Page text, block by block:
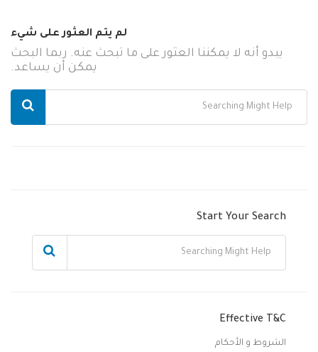
لم يتم العثور على شيء
يبدو أنه لا يمكننا العثور على ما تبحث عنه. ربما البحث
يمكن أن يساعد.
Start Your Search
Effective T&C
الشروط و الأحكام